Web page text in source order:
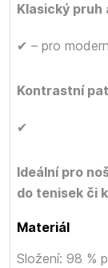
Klasický pruh
✔
Kontrastní
– pro
✔
Ideální pro
do tenisek či
Materiál
Složení: 98 %